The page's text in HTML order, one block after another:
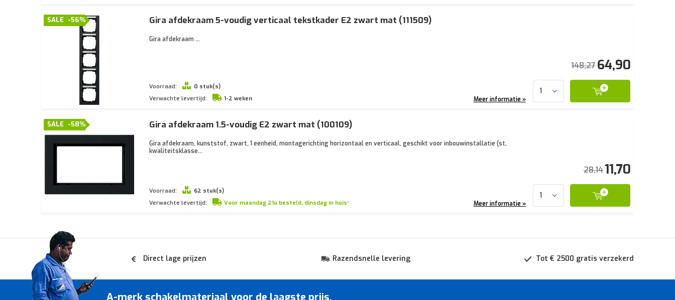
-56%
SALE Gira afdekraam 5-voudig verticaal tekstkader E2 zwart mat (111509)
Gira afdekraam ...
Voorraad:
0 stuk(s)
Verwachte levertijd:
1-2 weken
148,2764,90
Meer informatie »
-58%
SALE Gira afdekraam 1.5-voudig E2 zwart mat (100109)
Gira afdekraam, kunststof, zwart, 1 eenheid, montagerichting horizontaal en verticaal, geschikt voor inbouwinstallatie (st,
kwaliteitsklasse...
Voorraad:
62 stuk(s)
Verwachte levertijd:
Voor maandag 21u besteld, dinsdag in huis*
28,1411,70
Meer informatie »
Direct lage prijzen Razendsnelle levering Tot € 2500 gratis verzekerd
A-merk schakelmateriaal voor de laagste prijs.